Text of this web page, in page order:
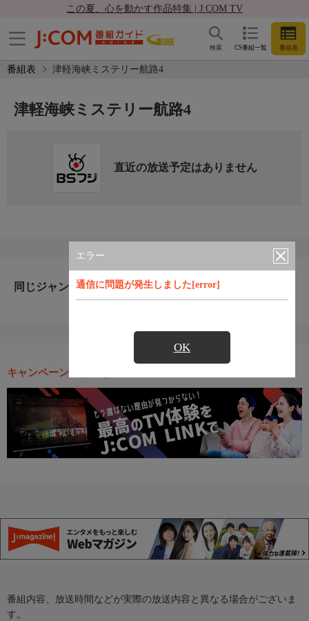
この夏、心を動かす作品特集 | J:COM TV
CS番組一覧 番組表
検索
番組表 津軽海峡ミステリー航路4
エラー
通信に問題が発生しました[error]
OK
津軽海峡ミステリー航路4
直近の放送予定はありません
同じジャンルのおすすめ番組
キャンペーン・お得な情報
番組内容、放送時間などが実際の放送内容と異なる場合がございま
す。